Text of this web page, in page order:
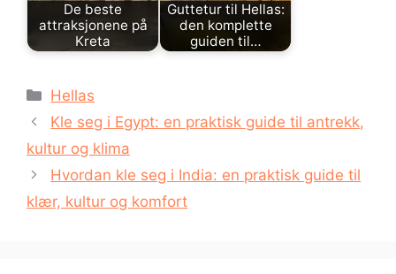
De beste
attraksjonene på
Kreta
Guttetur til Hellas:
den komplette
guiden til…
Kategorier
Hellas
Kle seg i Egypt: en praktisk guide til antrekk,
kultur og klima
Hvordan kle seg i India: en praktisk guide til
klær, kultur og komfort